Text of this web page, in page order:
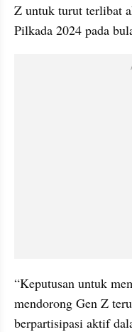
Z untuk turut terlibat
Pilkada 2024 pada
“Keputusan untuk
mendorong Gen Z
berpartisipasi aktif